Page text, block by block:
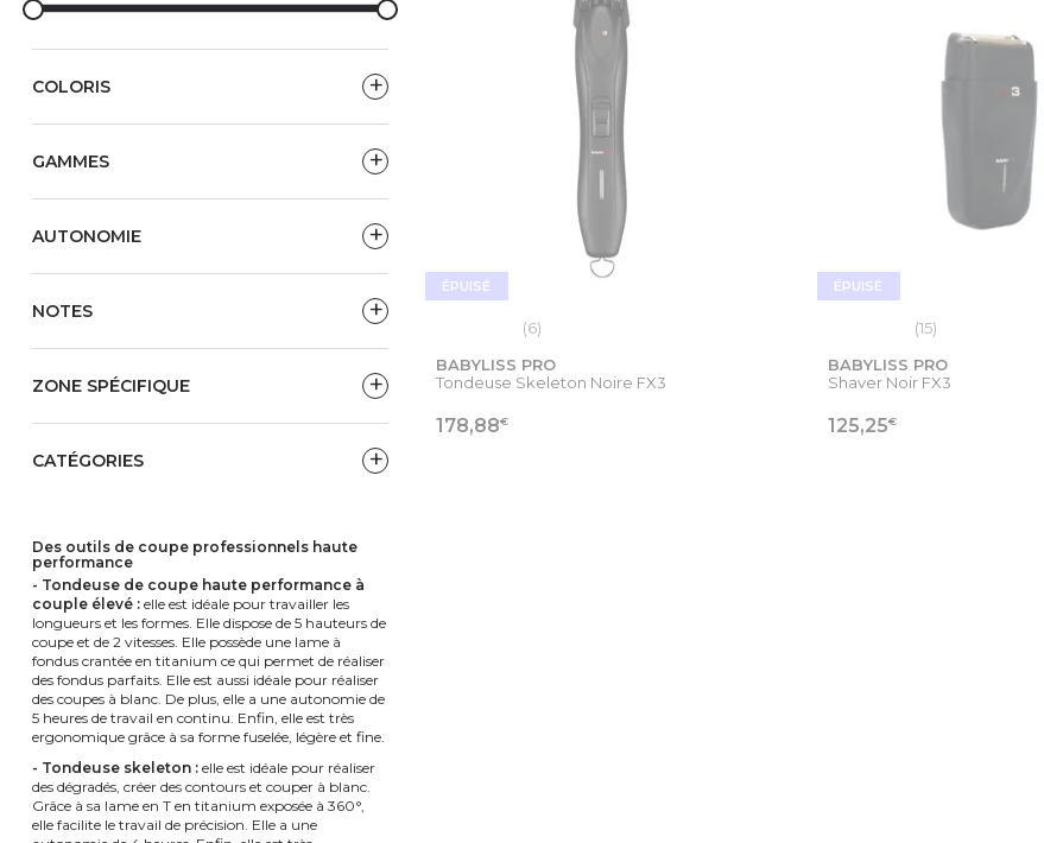
ÉPUISÉ
(6)
BABYLISS PRO
Tondeuse Skeleton Noire FX3
178,88€
ÉPUISÉ
(15)
BABYLISS PRO
Shaver Noir FX3
125,25€
COLORIS
GAMMES
AUTONOMIE
NOTES
ZONE SPÉCIFIQUE
CATÉGORIES
des outils de coupe professionnels haute
performance
- Tondeuse de coupe haute performance à
couple élevé : elle est idéale pour travailler les
longueurs et les formes. Elle dispose de 5 hauteurs de
coupe et de 2 vitesses. Elle possède une lame à
fondus crantée en titanium ce qui permet de réaliser
des fondus parfaits. Elle est aussi idéale pour réaliser
des coupes à blanc. De plus, elle a une autonomie de
5 heures de travail en continu. Enfin, elle est très
ergonomique grâce à sa forme fuselée, légère et fine.
- Tondeuse skeleton : elle est idéale pour réaliser
des dégradés, créer des contours et couper à blanc.
Grâce à sa lame en T en titanium exposée à 360°,
elle facilite le travail de précision. Elle a une